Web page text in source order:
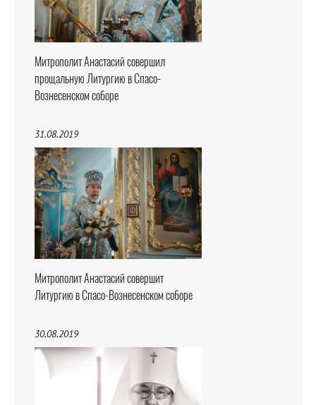
Митрополит Анастасий совершил
прощальную Литургию в Спасо-
Вознесенском соборе
31.08.2019
Митрополит Анастасий совершит
Литургию в Спасо-Вознесенском соборе
30.08.2019